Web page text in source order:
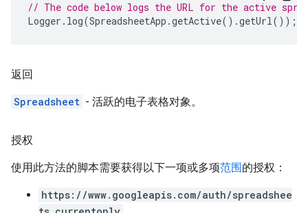
// The code below logs the URL for the active
Logger . log(SpreadsheetApp .getActive().getUrl());
返回
Spreadsheet - 活跃的电子表格对象。
授权
使用此方法的脚本需要获得以下一项或多项范围的授权：
https://www.googleapis.com/auth/spreadshee